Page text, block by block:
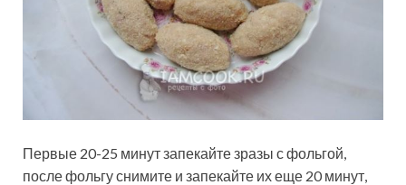
Первые 20-25 минут запекайте зразы с фольгой,
после фольгу снимите и запекайте их еще 20 минут,